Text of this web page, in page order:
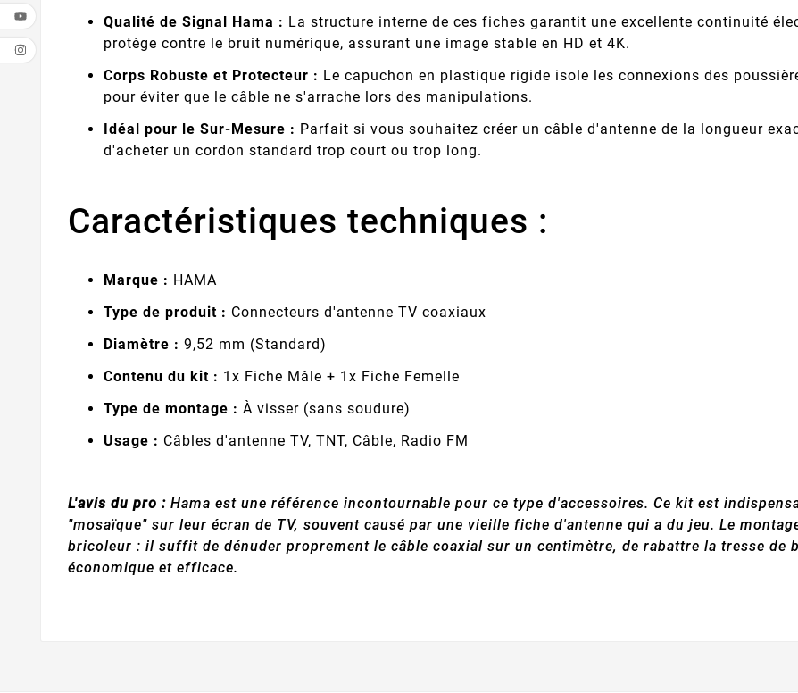
Qualité de Signal Hama : La structure interne de ces fiches garantit une excellente continuité
protège contre le bruit numérique, assurant une image stable en HD et 4K.
Corps Robuste et Protecteur : Le capuchon en plastique rigide isole les connexions des
pour éviter que le câble ne s'arrache lors des manipulations.
Idéal pour le Sur-Mesure : Parfait si vous souhaitez créer un câble d'antenne de la longueur
d'acheter un cordon standard trop court ou trop long.
Caractéristiques techniques :
Marque : HAMA
Type de produit : Connecteurs d'antenne TV coaxiaux
Diamètre : 9,52 mm (Standard)
Contenu du kit : 1x Fiche Mâle + 1x Fiche Femelle
Type de montage : À visser (sans soudure)
Usage : Câbles d'antenne TV, TNT, Câble, Radio FM
L'avis du pro : Hama est une référence incontournable pour ce type d'accessoires. Ce kit est
"mosaïque" sur leur écran de TV, souvent causé par une vieille fiche d'antenne qui a du jeu. Le
bricoleur : il suffit de dénuder proprement le câble coaxial sur un centimètre, de rabattre la tresse de
économique et efficace.